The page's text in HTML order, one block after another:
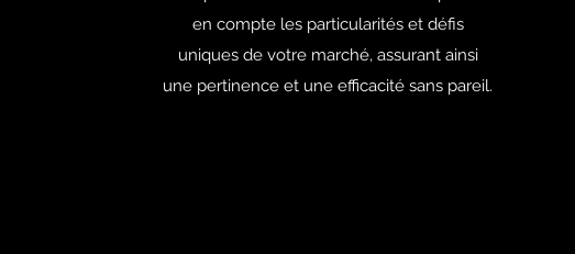
en compte les particularités et défis
uniques de votre marché, assurant ainsi
une pertinence et une efficacité sans pareil.